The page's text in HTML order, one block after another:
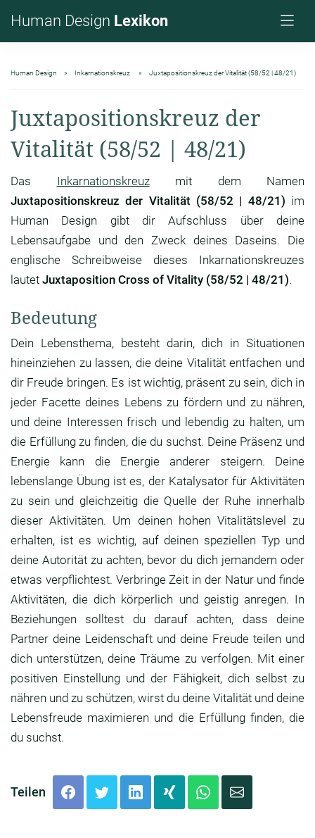
Human Design Lexikon
Human Design Inkarnationskreuz Juxtapositionskreuz der Vitalität (58/52 | 48/21)
Juxtapositionskreuz der
Vitalität (58/52 | 48/21)
Das Inkarnationskreuzmit dem Namen
Juxtapositionskreuz der Vitalität (58/52 | 48/21) im
Human Design gibt dir Aufschluss über deine
Lebensaufgabe und den Zweck deines Daseins. Die
englische Schreibweise dieses Inkarnationskreuzes
lautet Juxtaposition Cross of Vitality (58/52 | 48/21).
Bedeutung
Dein Lebensthema, besteht darin, dich in Situationen
hineinziehen zu lassen, die deine Vitalität entfachen und
dir Freude bringen. Es ist wichtig, präsent zu sein, dich in
jeder Facette deines Lebens zu fördern und zu nähren,
und deine Interessen frisch und lebendig zu halten, um
die Erfüllung zu finden, die du suchst. Deine Präsenz und
Energie kann die Energie anderer steigern. Deine
lebenslange Übung ist es, der Katalysator für Aktivitäten
zu sein und gleichzeitig die Quelle der Ruhe innerhalb
dieser Aktivitäten. Um deinen hohen Vitalitätslevel zu
erhalten, ist es wichtig, auf deinen speziellen Typ und
deine Autorität zu achten, bevor du dich jemandem oder
etwas verpflichtest. Verbringe Zeit in der Natur und finde
Aktivitäten, die dich körperlich und geistig anregen. In
Beziehungen solltest du darauf achten, dass deine
Partner deine Leidenschaft und deine Freude teilen und
dich unterstützen, deine Träume zu verfolgen. Mit einer
positiven Einstellung und der Fähigkeit, dich selbst zu
nähren und zu schützen, wirst du deine Vitalität und deine
Lebensfreude maximieren und die Erfüllung finden, die
du suchst.
Teilen